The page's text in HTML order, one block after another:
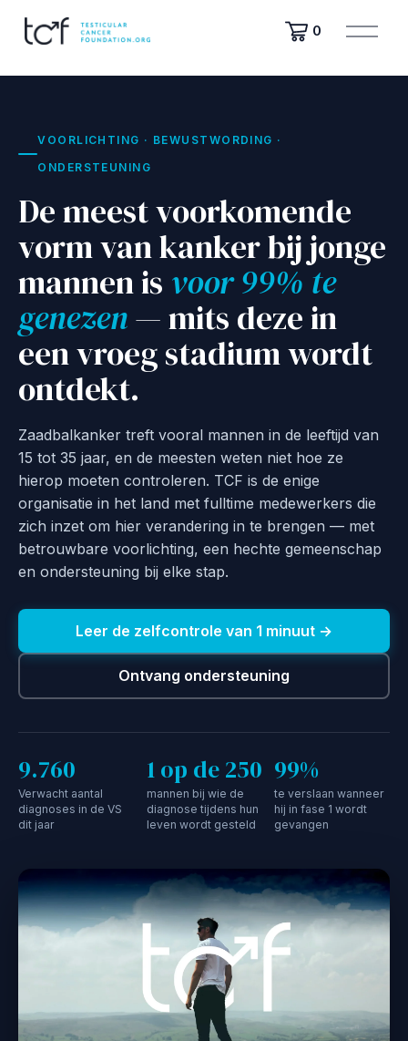
0
M
e
u
VOORLICHTING · BEWUSTWORDING ·
ONDERSTEUNING
De meest voorkomende
vorm van kanker bij jonge
mannen is voor 99% te
genezen— mits deze in
een vroeg stadium wordt
ontdekt.
Zaadbalkanker treft vooral mannen in de leeftijd van
15 tot 35 jaar, en de meesten weten niet hoe ze
hierop moeten controleren. TCF is de enige
organisatie in het land met fulltime medewerkers die
zich inzet om hier verandering in te brengen — met
betrouwbare voorlichting, een hechte gemeenschap
en ondersteuning bij elke stap.
Leer de zelfcontrole van 1 minuut →
Ontvang ondersteuning
9.760
Verwacht aantal
diagnoses in de VS
dit jaar
1 op de 250
mannen bij wie de
diagnose tijdens hun
leven wordt gesteld
99%
te verslaan wanneer
hij in fase 1 wordt
gevangen